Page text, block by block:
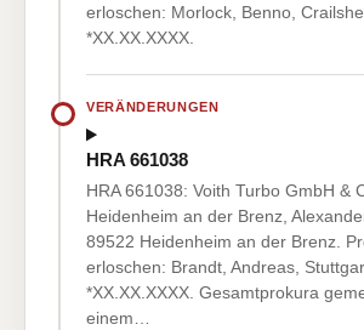
erloschen: Morlock, Benno,
*XX.XX.XXXX.
VERÄNDERUNGEN
HRA 661038
HRA 661038: Voith Turbo GmbH &
Heidenheim an der Brenz,
89522 Heidenheim an der Brenz.
erloschen: Brandt, Andreas,
*XX.XX.XXXX. Gesamtprokura
einem…